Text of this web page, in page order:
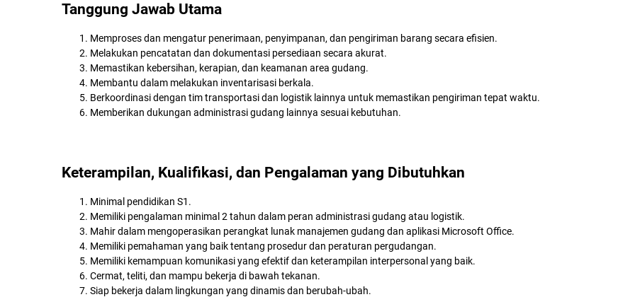
Tanggung Jawab Utama
Memproses dan mengatur penerimaan, penyimpanan, dan pengiriman barang secara efisien.
Melakukan pencatatan dan dokumentasi persediaan secara akurat.
Memastikan kebersihan, kerapian, dan keamanan area gudang.
Membantu dalam melakukan inventarisasi berkala.
Berkoordinasi dengan tim transportasi dan logistik lainnya untuk memastikan pengiriman tepat waktu.
Memberikan dukungan administrasi gudang lainnya sesuai kebutuhan.
Keterampilan, Kualifikasi, dan Pengalaman yang Dibutuhkan
Minimal pendidikan S1.
Memiliki pengalaman minimal 2 tahun dalam peran administrasi gudang atau logistik.
Mahir dalam mengoperasikan perangkat lunak manajemen gudang dan aplikasi Microsoft Office.
Memiliki pemahaman yang baik tentang prosedur dan peraturan pergudangan.
Memiliki kemampuan komunikasi yang efektif dan keterampilan interpersonal yang baik.
Cermat, teliti, dan mampu bekerja di bawah tekanan.
Siap bekerja dalam lingkungan yang dinamis dan berubah-ubah.